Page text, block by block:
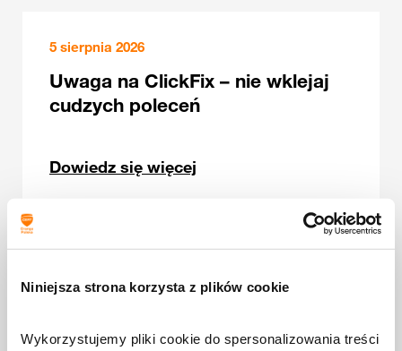
Niniejsza strona korzysta z plików cookie
Wykorzystujemy pliki cookie do spersonalizowania treści
5 sierpnia 2026
Uwaga na ClickFix – nie wklejaj
cudzych poleceń
Dowiedz się więcej
31 lipca 2026
Fałszywe SMS-y o wniosku
kampanii wyłudzającej dane